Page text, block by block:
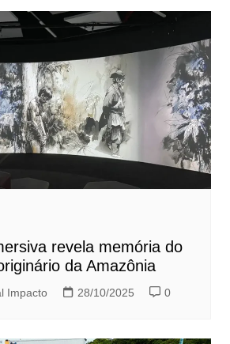
revela memória do
da Amazônia
Impacto 28/10/2025 0